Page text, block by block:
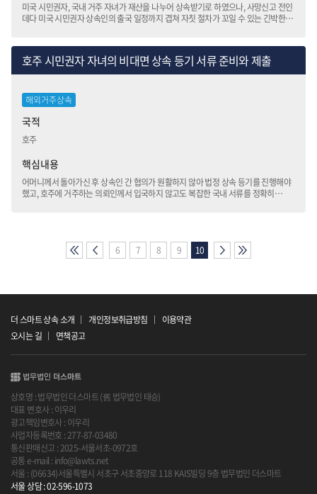
미국 시민권자, 국내 거주 자녀가 재산을 나누어 상속받기로 하였으나, 사망신고 전인
데다 미국 시민권자 상속인의 출국 일정까지 겹쳐 자칫 절차가 꼬일 수 있는 긴박한
호주 시민권자 자녀의 비대면 상속 등기 서류 준비와 제출
해외거주상속
국적
호주
핵심내용
어머니께서 돌아가신 후 상속인 간 협의가 원활하지 않아 법정 상속 등기를 진행해야
했고, 호주에 거주하는 의뢰인께서 입국하지 않고도 복잡한 국내 서류를 정확히
6 7 8 9 10
더 스마트 상속 소개 개인정보취급방침
이용약관
오시는 길
면책공고
상호명 : 법무법인 더스마트 (舊 법무법인 태승)
대표 변호사 : 이우리
광고책임변호사 : 이우리
사업자등록번호 : 277-87-03480
통신판매신고 : 2025-서울서초-0972호
공통 e-mail : info@lawts.net
서울 : (06634)서울특별시 서초구 서초중앙로 118 KAIS빌딩 9층 법무법인 더스마트
서울 상담 : 02-596-1073